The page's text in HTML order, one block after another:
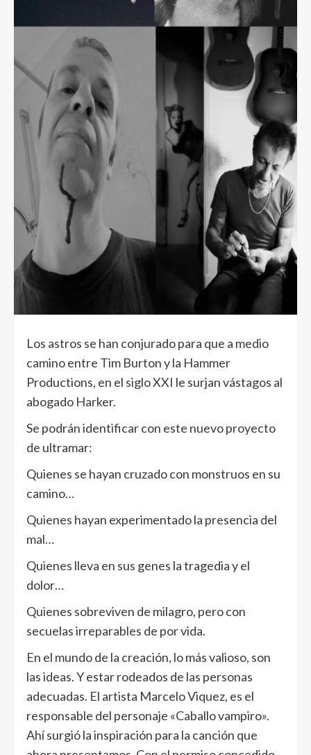
Los astros se han conjurado para que a medio
camino entre Tim Burton y la Hammer
Productions, en el siglo XXI le surjan vástagos al
abogado Harker.
Se podrán identificar con este nuevo proyecto
de ultramar:
Quienes se hayan cruzado con monstruos en su
camino…
Quienes hayan experimentado la presencia del
mal…
Quienes lleva en sus genes la tragedia y el
dolor…
Quienes sobreviven de milagro, pero con
secuelas irreparables de por vida.
En el mundo de la creación, lo más valioso, son
las ideas. Y estar rodeados de las personas
adecuadas. El artista Marcelo Viquez, es el
responsable del personaje «Caballo vampiro».
Ahí surgió la inspiración para la canción que